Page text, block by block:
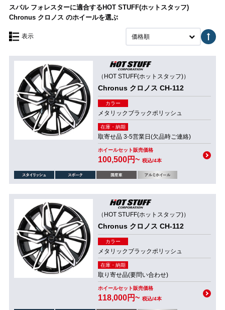
スバル フォレスターに適合するHOT STUFF(ホットスタッフ)
Chronus クロノス のホイールを選ぶ
表示 価格順
（HOT STUFF(ホットスタッフ)）
Chronus クロノス CH-112
カラー
メタリックブラックポリッシュ
在庫・納期
取寄せ品 3-5営業日(欠品時ご連絡)
ホイールセット販売価格
100,500円~ 税込/4本
（HOT STUFF(ホットスタッフ)）
Chronus クロノス CH-112
カラー
メタリックブラックポリッシュ
在庫・納期
取り寄せ品(要問い合わせ)
ホイールセット販売価格
118,000円~ 税込/4本